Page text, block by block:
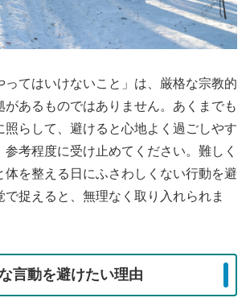
ってはいけないこと」は、厳格な宗教的
があるものではありません。あくまでも
照らして、避けると心地よく過ごしやす
参考程度に受け止めてください。難しく
体を整える日にふさわしくない行動を避
で捉えると、無理なく取り入れられま
言動を避けたい理由